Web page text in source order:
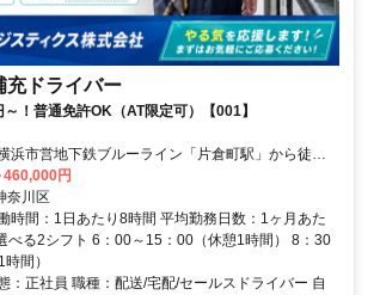
充ドライバー
！普通免許OK（AT限定可）【001】
浜市営地下鉄ブルーライン「片倉町駅」から徒歩9
円
奈川区
時間：1日あたり8時間 平均勤務日数：1ヶ月あた
べる2シフト 6：00～15：00（休憩1時間） 8：30
間）
：正社員 職種：配送/宅配/セールスドライバー 自